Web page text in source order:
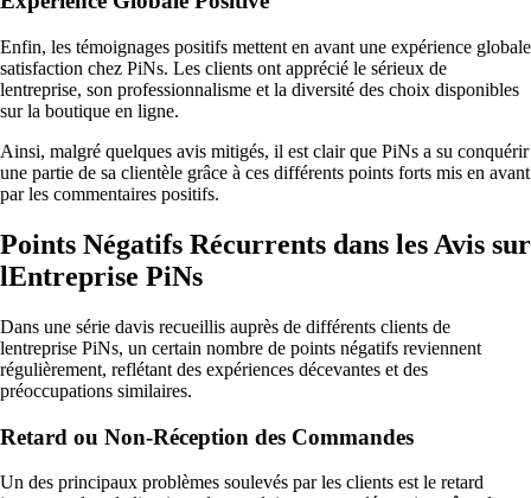
Enfin, les témoignages positifs mettent en avant une expérience globale
satisfaction chez PiNs. Les clients ont apprécié le sérieux de
lentreprise, son professionnalisme et la diversité des choix disponibles
sur la boutique en ligne.
Ainsi, malgré quelques avis mitigés, il est clair que PiNs a su conquérir
une partie de sa clientèle grâce à ces différents points forts mis en avant
par les commentaires positifs.
Points Négatifs Récurrents dans les Avis sur
lEntreprise PiNs
Dans une série davis recueillis auprès de différents clients de
lentreprise PiNs, un certain nombre de points négatifs reviennent
régulièrement, reflétant des expériences décevantes et des
préoccupations similaires.
Retard ou Non-Réception des Commandes
Un des principaux problèmes soulevés par les clients est le retard